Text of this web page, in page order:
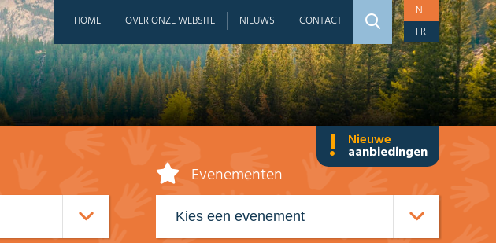
NL
FR
HOME OVER ONZE WEBSITE NIEUWS CONTACT
! Nieuwe
aanbiedingen
Evenementen